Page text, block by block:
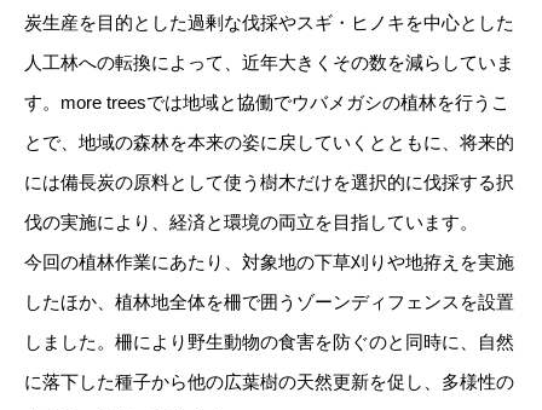
炭生産を目的とした過剰な伐採やスギ・ヒノキを中心とした
人工林への転換によって、近年大きくその数を減らしていま
す。more treesでは地域と協働でウバメガシの植林を行うこ
とで、地域の森林を本来の姿に戻していくとともに、将来的
には備長炭の原料として使う樹木だけを選択的に伐採する択
伐の実施により、経済と環境の両立を目指しています。
今回の植林作業にあたり、対象地の下草刈りや地拵えを実施
したほか、植林地全体を柵で囲うゾーンディフェンスを設置
しました。柵により野生動物の食害を防ぐのと同時に、自然
に落下した種子から他の広葉樹の天然更新を促し、多様性の